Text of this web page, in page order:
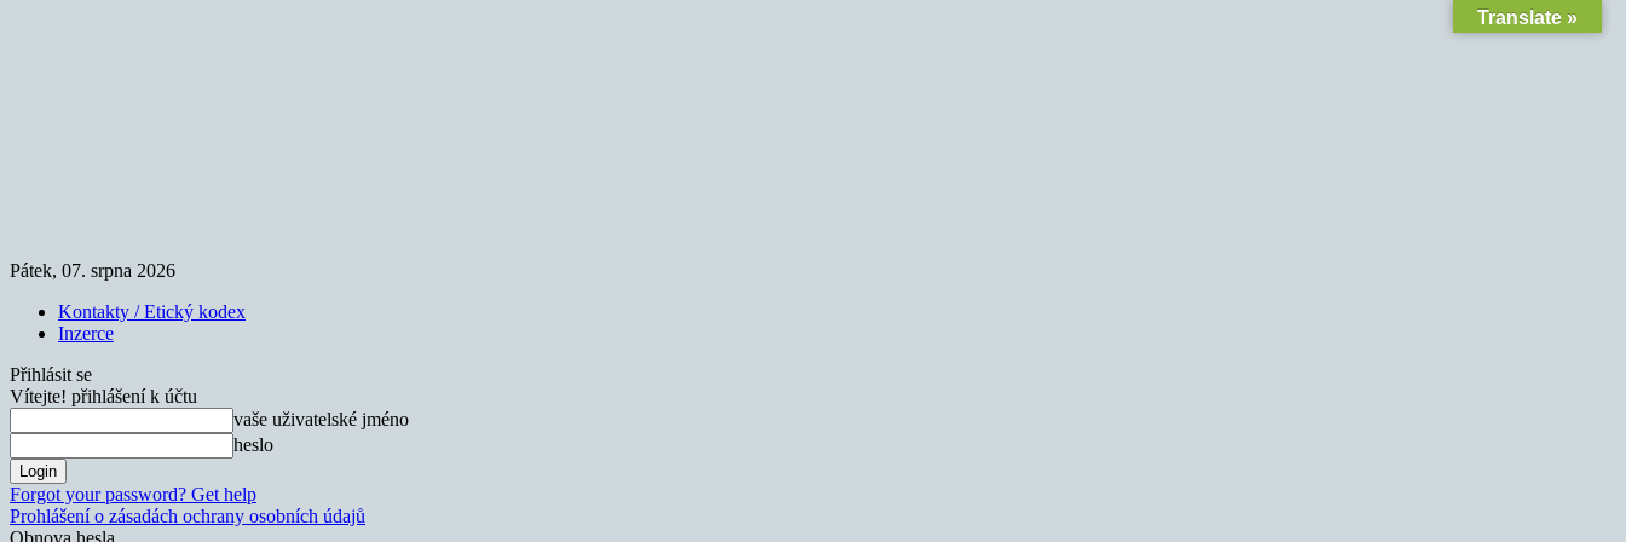
Pátek, 07. srpna 2026
Kontakty / Etický kodex
Inzerce
Přihlásit se
Vítejte! přihlášení k účtu
vaše uživatelské jméno
heslo
Forgot your password? Get help
Prohlášení o zásadách ochrany osobních údajů
Obnova hesla
Translate »